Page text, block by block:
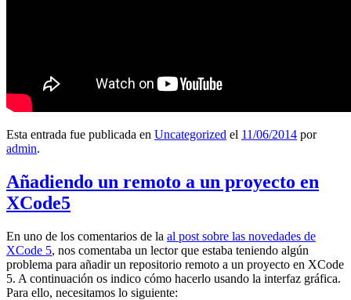
Esta entrada fue publicada en Uncategorized el 11/06/2014 por
admin.
Añadiendo un remoto a un proyecto en
XCode5
En uno de los comentarios de la al post sobre las novedades de
XCode 5, nos comentaba un lector que estaba teniendo algún
problema para añadir un repositorio remoto a un proyecto en XCode
5. A continuación os indico cómo hacerlo usando la interfaz gráfica.
Para ello, necesitamos lo siguiente: